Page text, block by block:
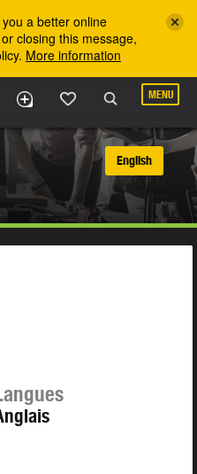
a better online
closing this message,
More information
MENU
English